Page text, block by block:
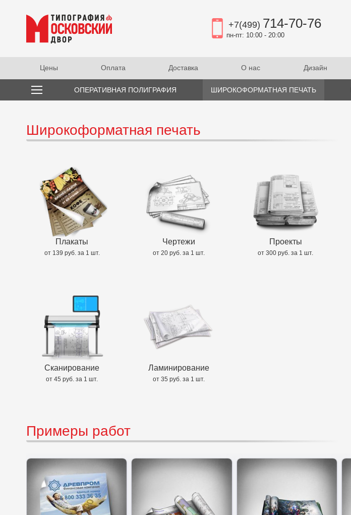
+7(499) 714-70-76
пн-пт: 10:00 - 20:00
Цены Оплата Доставка О нас Дизайн
ОПЕРАТИВНАЯ ПОЛИГРАФИЯ ШИРОКОФОРМАТНАЯ ПЕЧАТЬ
Широкоформатная печать
Плакаты
от 139 руб. за 1 шт.
Чертежи
от 20 руб. за 1 шт.
Проекты
от 300 руб. за 1 шт.
Сканирование
от 45 руб. за 1 шт.
Ламинирование
от 35 руб. за 1 шт.
Примеры работ